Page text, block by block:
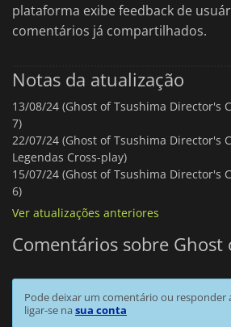
plataforma exibe feedback de
comentários já compartilhados.
Notas da atualização
13/08/24 (Ghost of Tsushima Director's
7)
22/07/24 (Ghost of Tsushima Director's
Legendas Cross-play)
15/07/24 (Ghost of Tsushima Director's
6)
Ver atualizações anteriores
Comentários sobre Ghost
Pode deixar um comentário ou responder
ligar-se nasua conta